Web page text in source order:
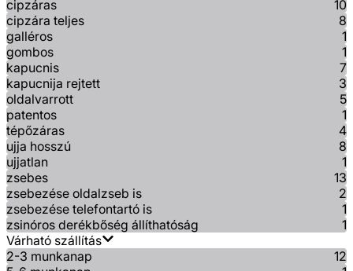
cipzáras
10
cipzára teljes
8
galléros
1
gombos
1
kapucnis
7
kapucnija rejtett
3
oldalvarrott
5
patentos
1
tépőzáras
4
ujja hosszú
8
ujjatlan
1
zsebes
13
zsebezése oldalzseb is
2
zsebezése telefontartó is
1
zsinóros derékbőség állíthatóság
1
Várható szállítás
2-3 munkanap
12